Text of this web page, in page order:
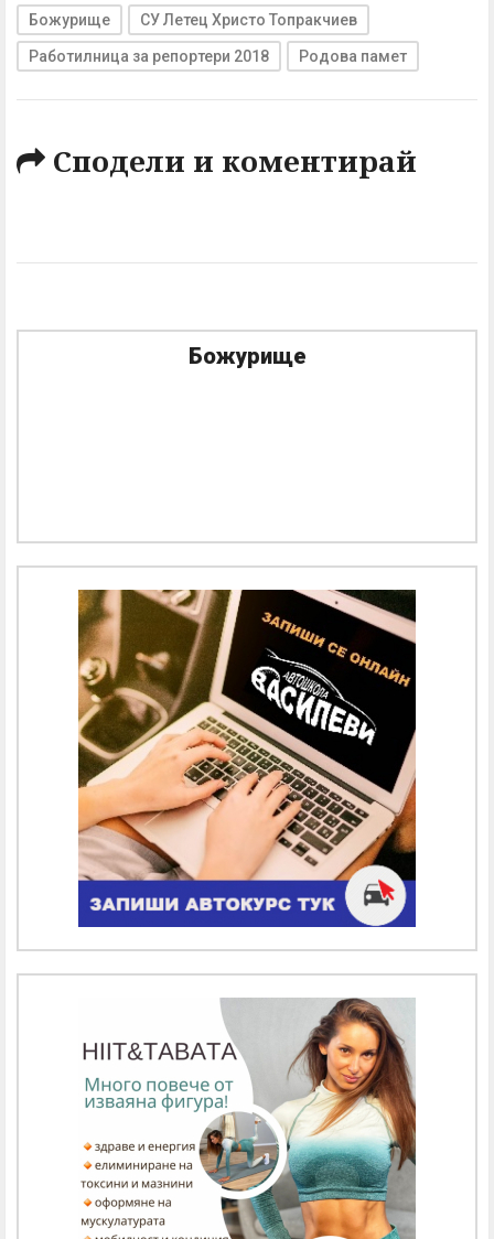
Божурище СУ Летец Христо Топракчиев
Работилница за репортери 2018 Родова памет
Сподели и коментирай
Божурище